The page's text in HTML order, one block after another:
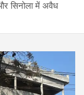
सिनोला में अवैध